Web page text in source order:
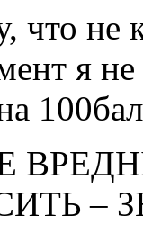
что
я
–